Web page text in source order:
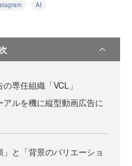
AI
専任組織「VCL」
アルを機に縦型動画広告に
」と「背景のバリエーショ